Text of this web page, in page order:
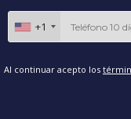
+1
Al continuar acepto los